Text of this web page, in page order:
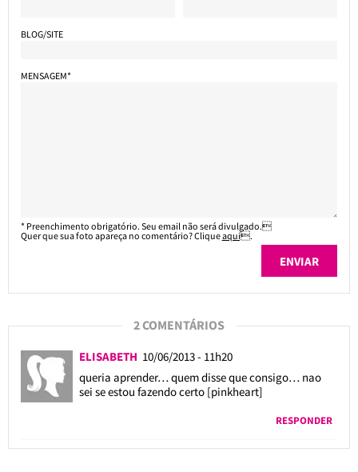
BLOG/SITE
MENSAGEM*
* Preenchimento obrigatório. Seu email não será divulgado.
Quer que sua foto apareça no comentário? Cliqueaqui.
2 COMENTÁRIOS
ELISABETH 10/06/2013 - 11h20
queria aprender… quem disse que consigo… nao
sei se estou fazendo certo [pinkheart]
RESPONDER